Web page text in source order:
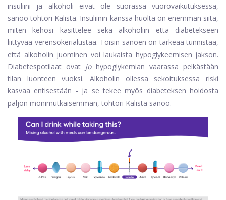
insuliini ja alkoholi eivät ole suorassa vuorovaikutuksessa,
sanoo tohtori Kalista. Insuliinin kanssa huolta on enemmän siitä,
miten kehosi käsittelee sekä alkoholiin että diabetekseen
liittyvää verensokerialustaa. Toisin sanoen on tärkeää tunnistaa,
että alkoholin juominen voi laukaista hypoglykeemisen jakson.
Diabetespotilaat ovat jo hypoglykemian vaarassa pelkästään
tilan luonteen vuoksi. Alkoholin ollessa sekoituksessa riski
kasvaa entisestään - ja se tekee myös diabeteksen hoidosta
paljon monimutkaisemman, tohtori Kalista sanoo.